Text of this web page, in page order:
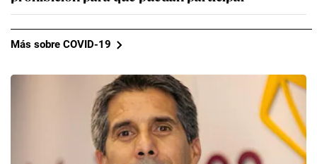
Más sobre COVID-19